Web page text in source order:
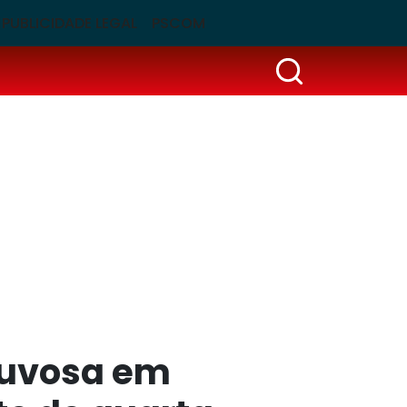
PUBLICIDADE LEGAL PSCOM
em